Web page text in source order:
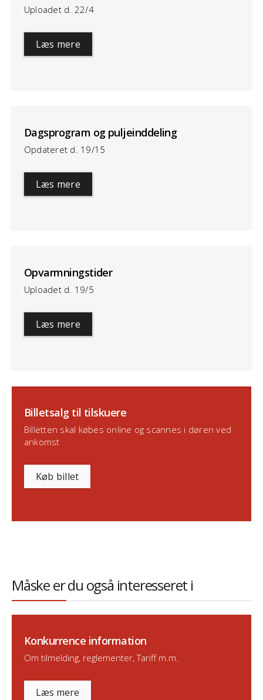
Uploadet d. 22/4
Læs mere
Dagsprogram og puljeinddeling
Opdateret d. 19/15
Læs mere
Opvarmningstider
Uploadet d. 19/5
Læs mere
Billetsalg til tilskuere
Billetten skal købes online og scannes i døren ved
ankomst
Køb billet
Måske er du også interesseret i
Konkurrence information
Om tilmelding, reglementer, Tariff m.m.
Læs mere